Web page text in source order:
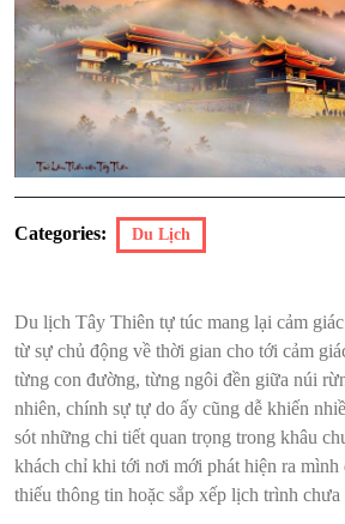
Categories: Du Lịch
Du lịch Tây Thiên tự túc mang lại cảm
từ sự chủ động về thời gian cho tới cảm
từng con đường, từng ngôi đền giữa núi
nhiên, chính sự tự do ấy cũng dễ khiến
sót những chi tiết quan trọng trong khâu
khách chỉ khi tới nơi mới phát hiện ra mình
thiếu thông tin hoặc sắp xếp lịch trình